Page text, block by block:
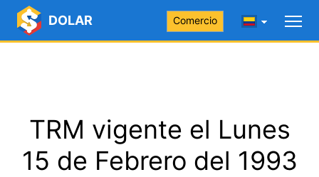
DOLAR Comercio
TRM vigente el Lunes
15 de Febrero del 1993